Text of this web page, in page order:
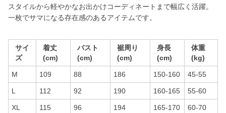
スタイルから軽やかなお出かけコーディネートまで幅広く活躍。
一枚でサマになる存在感のあるアイテムです。
サイ
ズ
着丈
(cm)
バスト
(cm)
裾周り
(cm)
身長
(cm)
体重
(kg)
M 109 88 186 150-160 45-55
L 112 92 190 160-165 55-60
XL 115 96 194 165-170 60-70